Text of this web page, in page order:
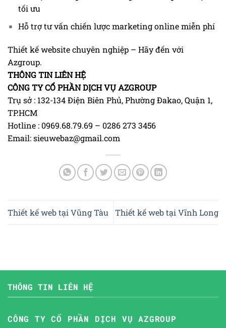
tối ưu
Hỗ trợ tư vấn chiến lược marketing online miễn phí
Thiết kế website chuyên nghiệp – Hãy đến với
Azgroup.
THÔNG TIN LIÊN HỆ
CÔNG TY CỔ PHẦN DỊCH VỤ AZGROUP
Trụ sở : 132-134 Điện Biên Phủ, Phường Đakao, Quận 1,
TP.HCM
Hotline : 0969.68.79.69 – 0286 273 3456
Email: sieuwebaz@gmail.com
Thiết kế web tại Vũng Tàu Thiết kế web tại Vĩnh Long
THÔNG TIN LIÊN HỆ
CÔNG TY CỔ PHẦN DỊCH VỤ AZGROUP